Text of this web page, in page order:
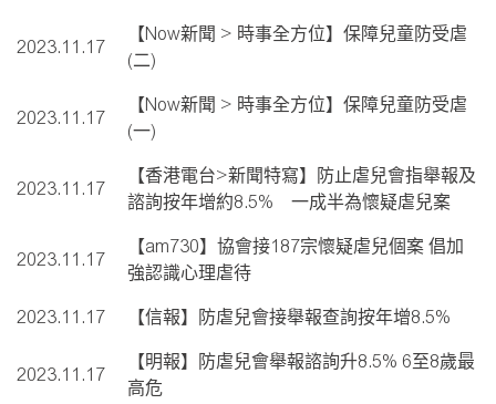
2023.11.17
【Now新聞 > 時事全方位】保障兒童防受虐
(二)
2023.11.17
【Now新聞 > 時事全方位】保障兒童防受虐
(一)
2023.11.17
【香港電台>新聞特寫】防止虐兒會指舉報及
諮詢按年增約8.5% 一成半為懷疑虐兒案
2023.11.17
【am730】協會接187宗懷疑虐兒個案 倡加
強認識心理虐待
2023.11.17 【信報】防虐兒會接舉報查詢按年增8.5%
2023.11.17
【明報】防虐兒會舉報諮詢升8.5% 6至8歲最
高危